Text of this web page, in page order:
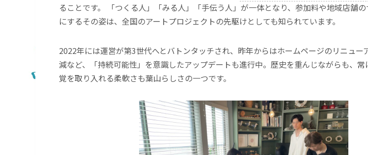
ることです。 「つくる人」「みる人」「手伝う人」が一体となり、参加料や地域店舗
にするその姿は、全国のアートプロジェクトの先駆けとしても知られています。
2022年には運営が第3世代へとバトンタッチされ、昨年からはホームページのリニュー
減など、「持続可能性」を意識したアップデートも進行中。歴史を重んじながらも、
覚を取り入れる柔軟さも葉山らしさの一つです。